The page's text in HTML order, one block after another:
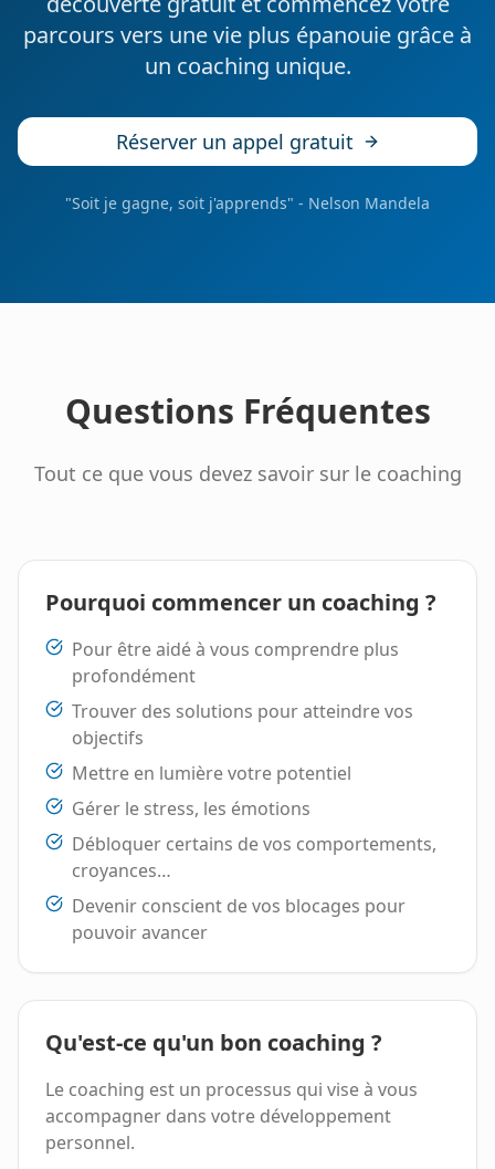
parcours vers une vie plus épanouie grâce à
un coaching unique.
Réserver un appel gratuit
"Soit je gagne, soit j'apprends" - Nelson Mandela
Questions Fréquentes
Tout ce que vous devez savoir sur le coaching
Pourquoi commencer un coaching ?
Pour être aidé à vous comprendre plus
profondément
Trouver des solutions pour atteindre vos
objectifs
Mettre en lumière votre potentiel
Gérer le stress, les émotions
Débloquer certains de vos comportements,
croyances…
Devenir conscient de vos blocages pour
pouvoir avancer
Qu'est-ce qu'un bon coaching ?
Le coaching est un processus qui vise à vous
accompagner dans votre développement
personnel.